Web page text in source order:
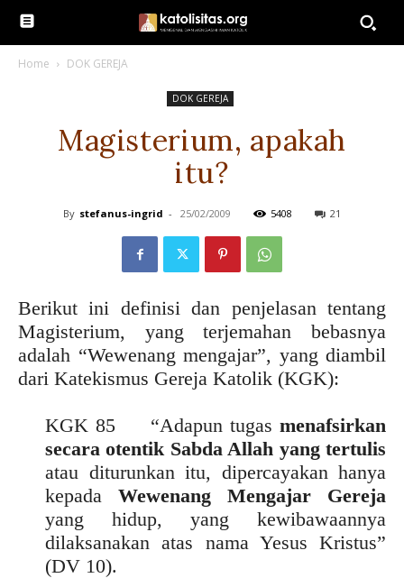
Home DOK GEREJA
DOK GEREJA
Magisterium, apakah
itu?
By stefanus-ingrid - 25/02/2009 5408 21
Berikut ini definisi dan penjelasan tentang
Magisterium, yang terjemahan bebasnya
adalah “Wewenang mengajar”, yang diambil
dari Katekismus Gereja Katolik (KGK):
KGK 85 “Adapun tugas menafsirkan
secara otentik Sabda Allah yang tertulis
atau diturunkan itu, dipercayakan hanya
kepada Wewenang Mengajar Gereja
yang hidup, yang kewibawaannya
dilaksanakan atas nama Yesus Kristus”
(DV 10).